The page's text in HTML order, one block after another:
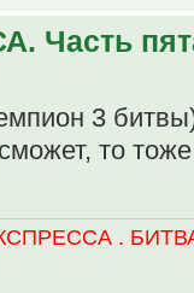
Часть
3
то тоже
.